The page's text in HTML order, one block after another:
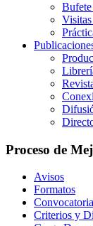
Proceso de
Avisos
Formatos
Criterios y